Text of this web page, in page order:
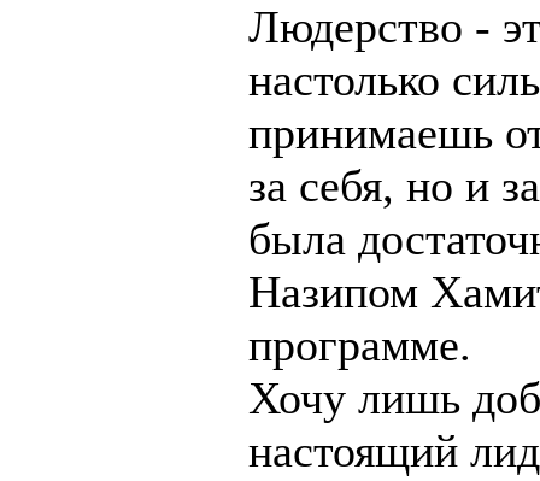
Людерство -
настолько
принимаешь
за себя, но и
была
Назипом
программе.
Хочу лишь
настоящий